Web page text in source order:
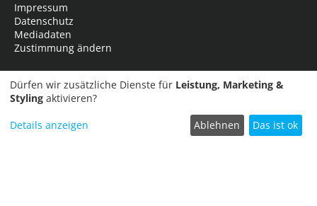
Impressum
Datenschutz
Mediadaten
Zustimmung ändern
Dürfen wir zusätzliche Dienste für Leistung, Marketing &
Styling aktivieren?
Details anzeigen Ablehnen Das ist ok